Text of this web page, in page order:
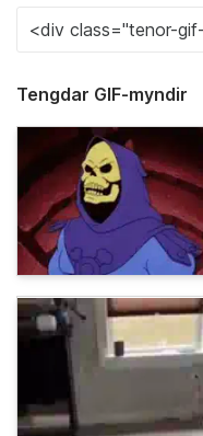
Tengdar GIF-myndir